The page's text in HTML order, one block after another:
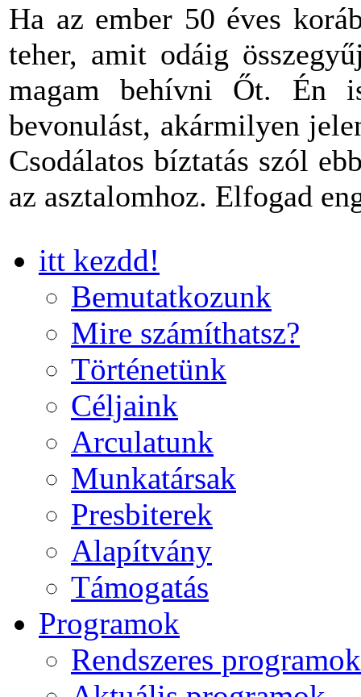
Ha az ember 50 éves
teher, amit odáig
magam behívni Őt. Én
bevonulást, akármilyen
Csodálatos bíztatás szól
az asztalomhoz. Elfogad
itt kezdd!
Bemutatkozunk
Mire számíthatsz?
Történetünk
Céljaink
Arculatunk
Munkatársak
Presbiterek
Alapítvány
Támogatás
Programok
Rendszeres programok